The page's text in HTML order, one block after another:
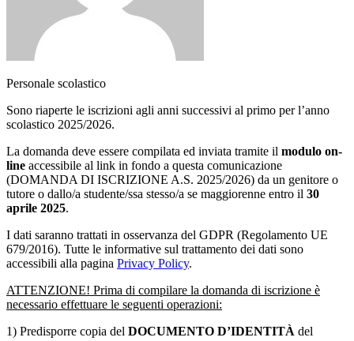
Personale scolastico
Sono riaperte le iscrizioni agli anni successivi al primo per l’anno
scolastico 2025/2026.
La domanda deve essere compilata ed inviata tramite il modulo on-
line accessibile al link in fondo a questa comunicazione
(DOMANDA DI ISCRIZIONE A.S. 2025/2026) da un genitore o
tutore o dallo/a studente/ssa stesso/a se maggiorenne entro il 30
aprile 2025.
I dati saranno trattati in osservanza del GDPR (Regolamento UE
679/2016). Tutte le informative sul trattamento dei dati sono
accessibili alla pagina Privacy Policy.
ATTENZIONE! Prima di compilare la domanda di iscrizione è
necessario effettuare le seguenti operazioni:
1) Predisporre copia del DOCUMENTO D’IDENTITÀ del